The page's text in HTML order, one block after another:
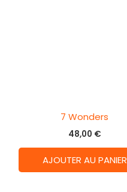
7 Wonders
48,00 €
AJOUTER AU PANIER